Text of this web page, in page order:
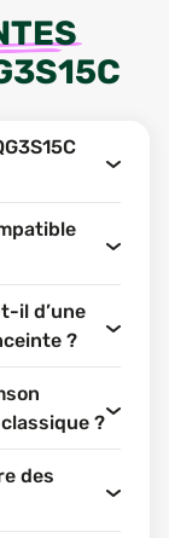
il d’une
?
?
des